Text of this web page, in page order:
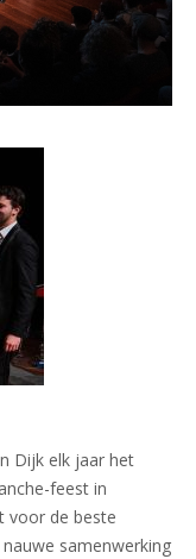
Dijk elk jaar het
feest in
voor de beste
samenwerking